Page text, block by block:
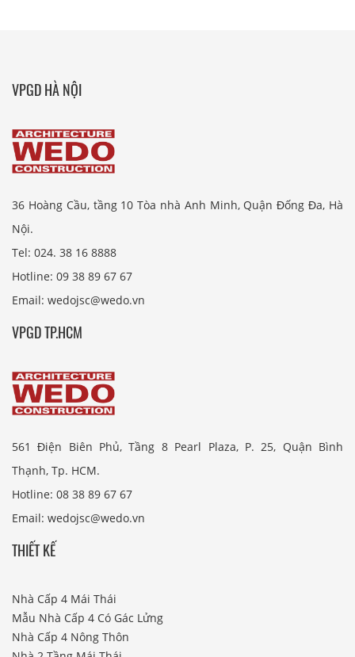
VPGD HÀ NỘI
36 Hoàng Cầu, tầng 10 Tòa nhà Anh Minh, Quận Đống Đa, Hà
Nội.
Tel: 024. 38 16 8888
Hotline: 09 38 89 67 67
Email: wedojsc@wedo.vn
VPGD TP.HCM
561 Điện Biên Phủ, Tầng 8 Pearl Plaza, P. 25, Quận Bình
Thạnh, Tp. HCM.
Hotline: 08 38 89 67 67
Email: wedojsc@wedo.vn
THIẾT KẾ
Nhà Cấp 4 Mái Thái
Mẫu Nhà Cấp 4 Có Gác Lửng
Nhà Cấp 4 Nông Thôn